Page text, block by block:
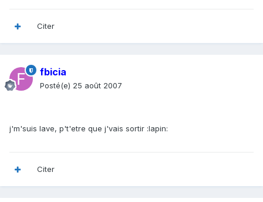
Citer
fbicia
Posté(e) 25 août 2007
j'm'suis lave, p't'etre que j'vais sortir :lapin:
Citer